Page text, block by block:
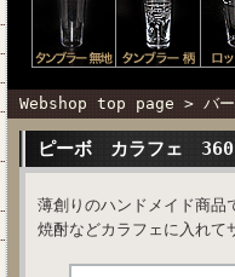
Webshop top page > バ
ピーボ カラフェ 360
薄創りのハンドメイド商品
焼酎などカラフェに入れて